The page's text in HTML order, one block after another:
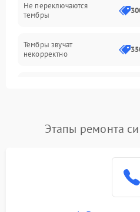
Оптика
Электроника
Не переключаются
тембры
Тембры звучат
некорректно
Этапы ремонта